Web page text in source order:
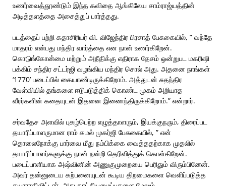
உணர்வைத்தூண்டும் இந்த கவிதை ஆங்கிலேய சாம்ராஜ்யத்தின்
அடித்தளத்தை அசைத்துப் பார்த்தது.
படத்தைப் பற்றி கதாசிரியர் வி. விஜேந்திர பிரசாத் பேசுகையில், ” வந்தே
மாதரம் என்பது மந்திர வார்த்தை என நான் உணர்கிறேன்.
கொடுங்கோன்மை மற்றும் அநீதிக்கு எதிராக தேசம் ஒன்றுபட மகரிஷி
பக்கிம் சந்திர சட்டர்ஜி வழங்கிய மந்திர சொல் அது. அதனை நாங்கள்
‘1770’ படைப்பில் கையாண்டிருக்கிறோம். அத்துடன் சுதந்திர
வேள்வியில் தங்களை ஈடுபடுத்திக் கொண்ட முகம் அறியாத
வீரர்களின் கதையுடன் இதனை இணைந்திருக்கிறோம்.” என்றார்.
சர்வதேச அளவில் புகழ்பெற்ற எழுத்தாளரும், இயக்குநரும், திரைப்பட
தயாரிப்பாளருமான ராம் கமல் முகர்ஜி பேசுகையில், ” என்
தொலைநோக்கு பார்வை மீது நம்பிக்கை வைத்ததற்காக முதலில்
தயாரிப்பாளர்களுக்கு நான் நன்றி தெரிவித்துக் கொள்கிறேன்.
படைப்பாளியாக அஷ்வினின் அணுகுமுறையை பெரிதும் விரும்பினேன்.
அவர் தன்னுடைய கற்பனையுடன் கூடிய திறமைகளை வெளிப்படுத்த